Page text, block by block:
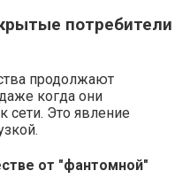
потребители
продолжают
когда они
Это явление
от "фантомной"